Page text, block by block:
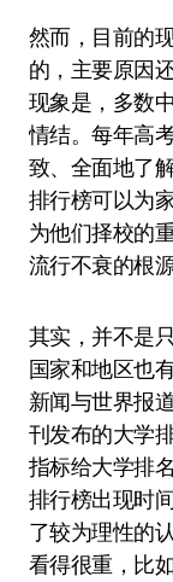
然而，目前的
的，主要原因
现象是，多数
情结。每年高
致、全面地了
排行榜可以为
为他们择校的
流行不衰的根源
其实，并不是
国家和地区也
新闻与世界报
刊发布的大学
指标给大学排
排行榜出现时
了较为理性的
看得很重，比